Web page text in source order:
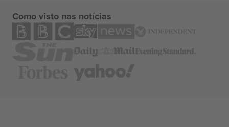
Como visto nas notícias